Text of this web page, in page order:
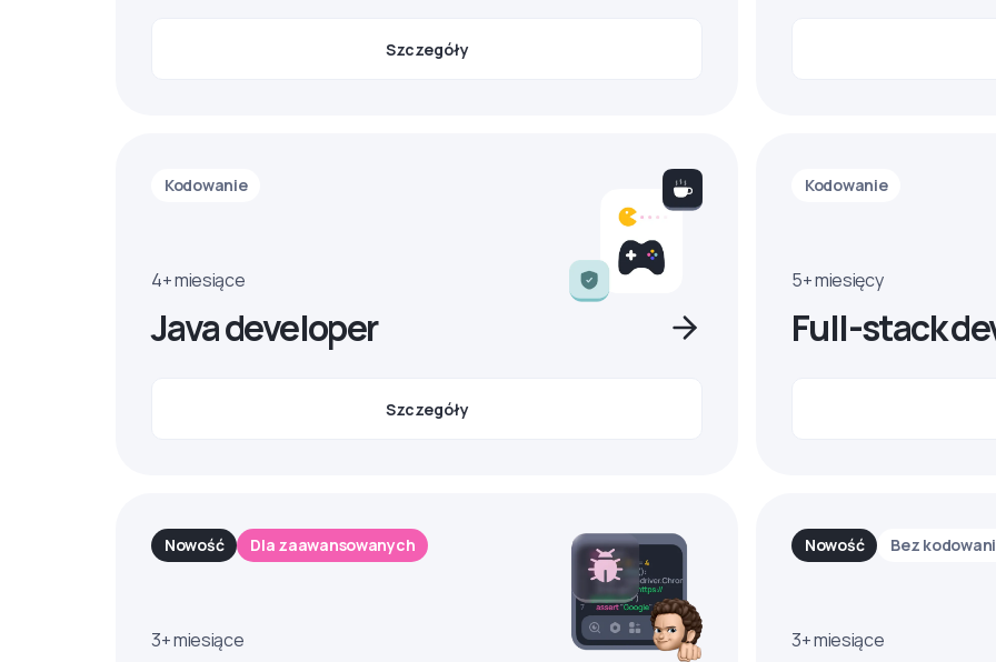
Szczegóły
Kodowanie
4+ miesiące
Java developer
Szczegóły
Kodowanie
5+ miesięcy
Full-stack
Nowość Dla zaawansowanych
3+ miesiące
Nowość Bez
3+ miesiące